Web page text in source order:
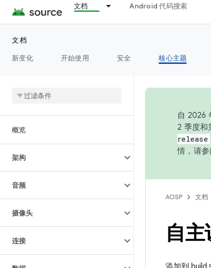
文档 Android 代码搜索
文档
新变化
开始使用 安全 核心主题
概览
架构
音频
摄像头
连接
自 2026
2 季度和
release
情，请参
AOSP 文档
自